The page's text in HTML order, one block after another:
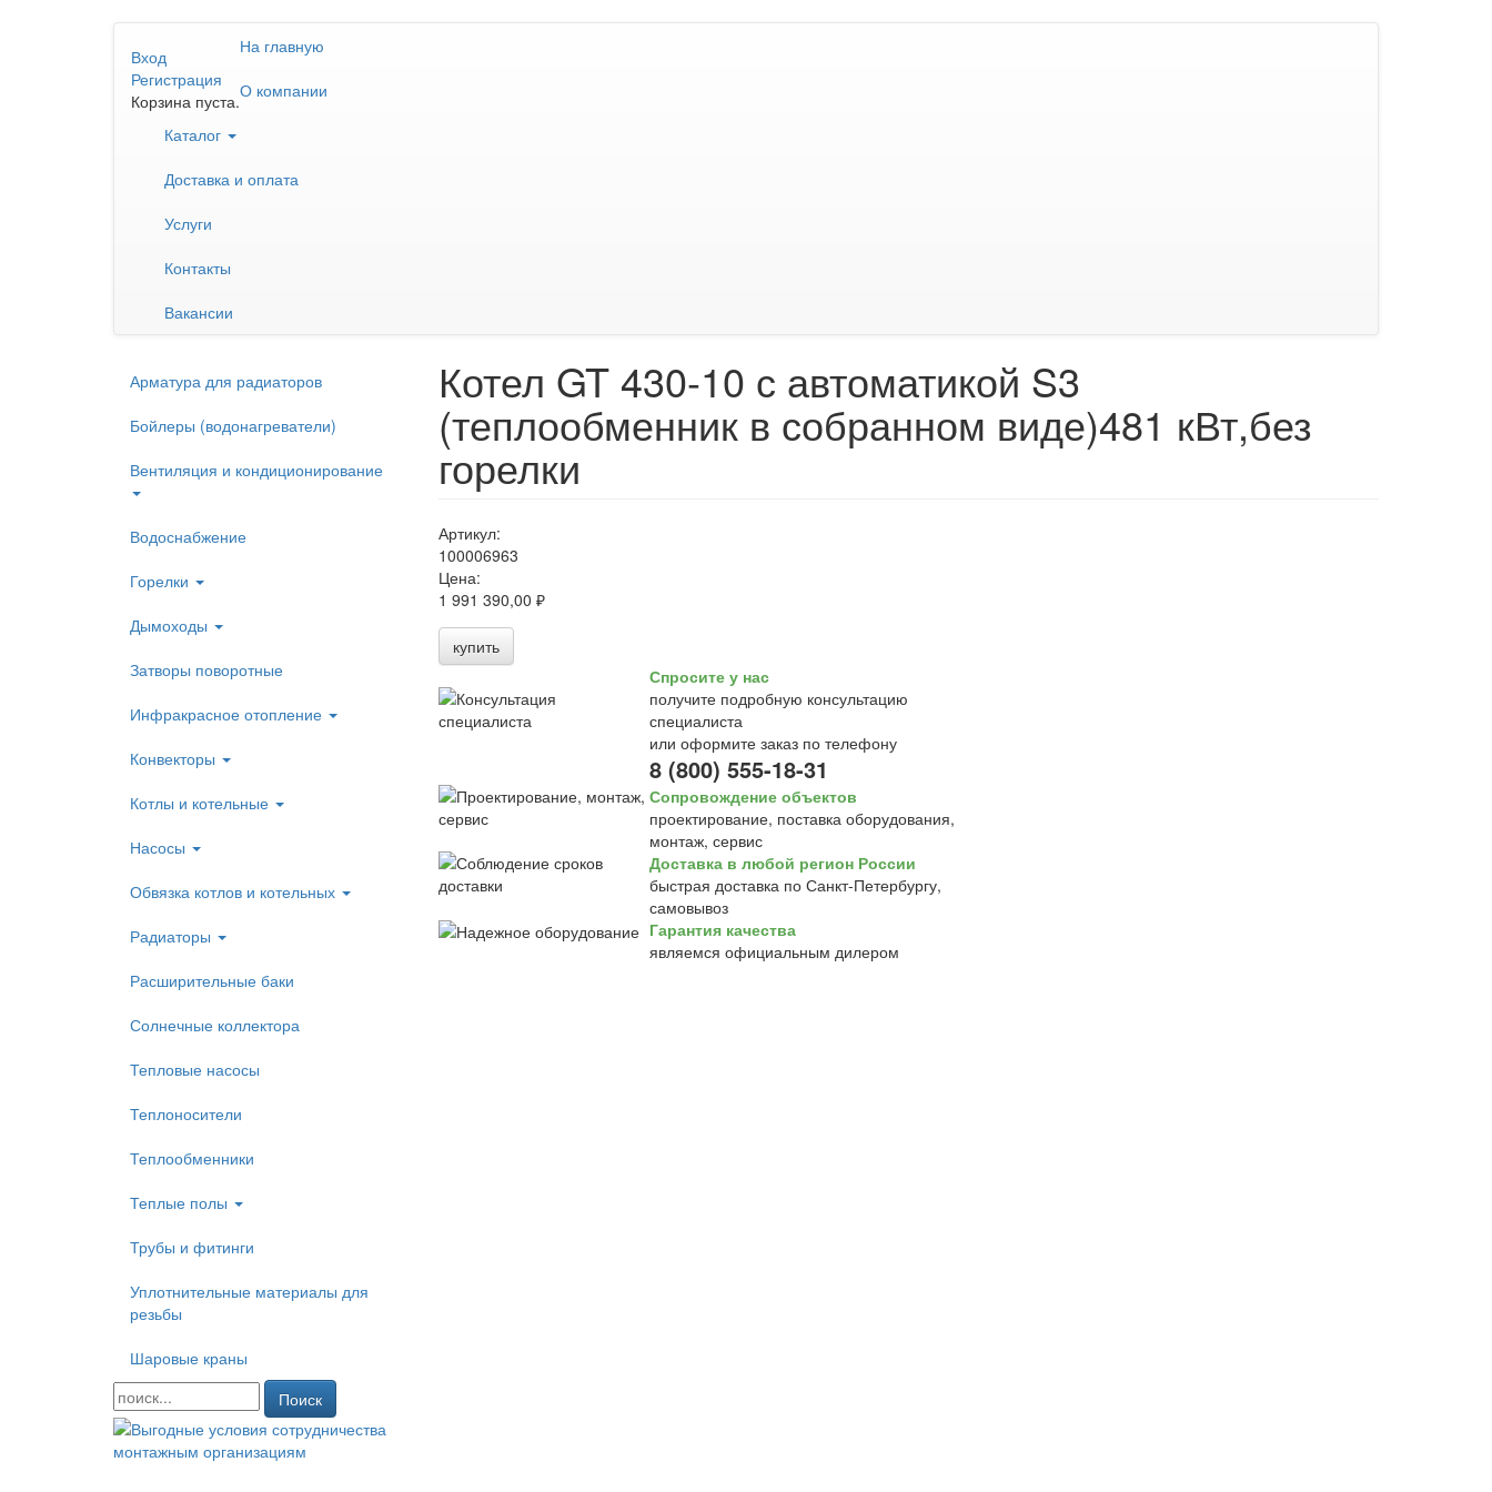
Вход
Регистрация
Корзина пуста.
На главную
О компании
Каталог
Доставка и оплата
Услуги
Контакты
Вакансии
Арматура для радиаторов
Бойлеры (водонагреватели)
Вентиляция и кондиционирование
Водоснабжение
Горелки
Дымоходы
Затворы поворотные
Инфракрасное отопление
Конвекторы
Котлы и котельные
Насосы
Обвязка котлов и котельных
Радиаторы
Расширительные баки
Солнечные коллектора
Тепловые насосы
Теплоносители
Теплообменники
Теплые полы
Трубы и фитинги
Уплотнительные материалы для
резьбы
Шаровые краны
Поиск
Котел GT 430-10 с автоматикой S3
(теплообменник в собранном виде)481 кВт,без
горелки
Артикул:
100006963
Цена:
1 991 390,00 ₽
купить
Спросите у нас
получите подробную консультацию
специалиста
или оформите заказ по телефону
8 (800) 555-18-31
Сопровождение объектов
проектирование, поставка оборудования,
монтаж, сервис
Доставка в любой регион России
быстрая доставка по Санкт-Петербургу,
самовывоз
Гарантия качества
являемся официальным дилером